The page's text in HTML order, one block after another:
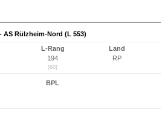
AS Rülzheim-Nord (L 553)
L-Rang
194
(60)
Land
RP
BPL